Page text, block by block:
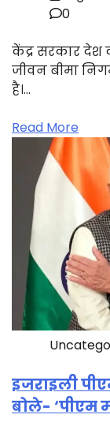
0
केंद्र सरकार देश
जीवन बीमा
है।…
Read More
इजराइली
बोले- ‘पीएम